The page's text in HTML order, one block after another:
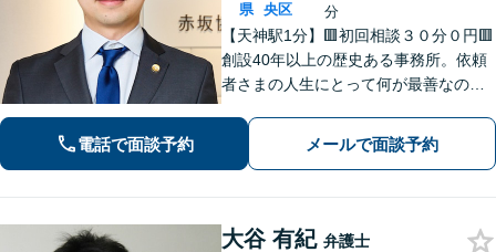
県
央区
分
【天神駅1分】🟥初回相談３０分０円🟥
創設40年以上の歴史ある事務所。依頼
者さまの人生にとって何が最善なのか
す。丁寧なサポート＆暖かみのある誠
実な対応を心がけております！【夜
電話で面談予約 メールで面談予約
大谷 有紀 弁護士